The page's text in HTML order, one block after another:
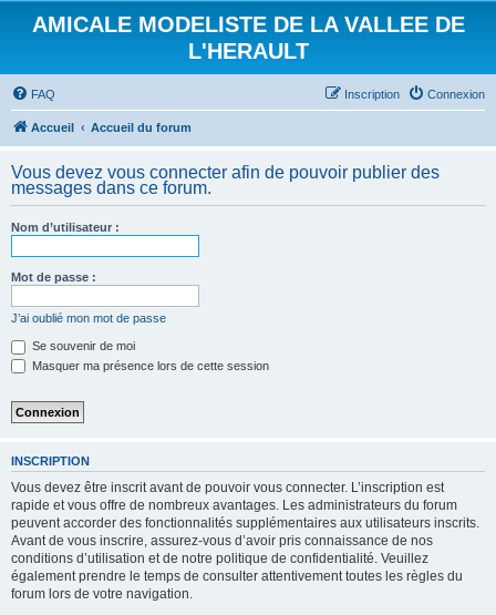
AMICALE MODELISTE DE LA VALLEE DE
L'HERAULT
FAQ Connexion
Inscription
Accueil Accueil du forum
Vous devez vous connecter afin de pouvoir publier des
messages dans ce forum.
Nom d’utilisateur :
Mot de passe :
J’ai oublié mon mot de passe
Se souvenir de moi
Masquer ma présence lors de cette session
INSCRIPTION
Vous devez être inscrit avant de pouvoir vous connecter. L’inscription est
rapide et vous offre de nombreux avantages. Les administrateurs du forum
peuvent accorder des fonctionnalités supplémentaires aux utilisateurs inscrits.
Avant de vous inscrire, assurez-vous d’avoir pris connaissance de nos
conditions d’utilisation et de notre politique de confidentialité. Veuillez
également prendre le temps de consulter attentivement toutes les règles du
forum lors de votre navigation.